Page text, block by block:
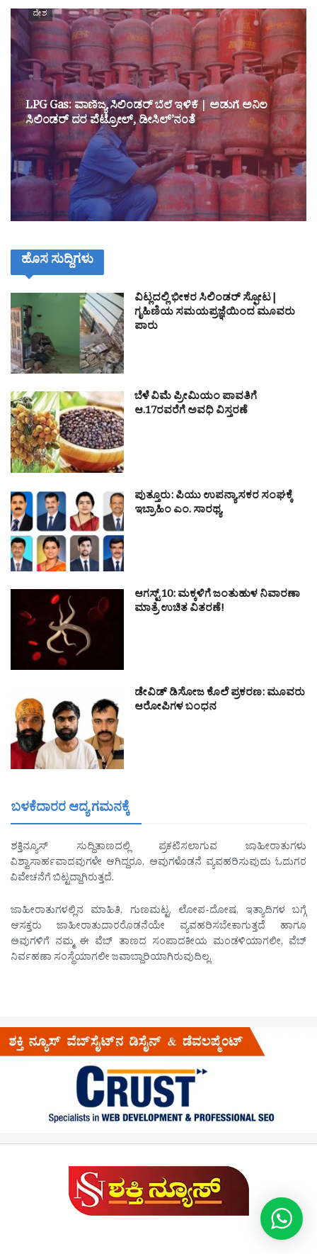
ದೇಶ
LPG Gas: ವಾಣಿಜ್ಯ ಸಿಲಿಂಡರ್ ಬೆಲೆ ಇಳಿಕೆ | ಅಡುಗೆ ಅನಿಲ
ಸಿಲಿಂಡರ್ ದರ ಪೆಟ್ರೋಲ್, ಡೀಸಿಲ್’ನಂತೆ
ಹೊಸ ಸುದ್ದಿಗಳು
ವಿಟ್ಲದಲ್ಲಿ ಭೀಕರ ಸಿಲಿಂಡರ್ ಸ್ಫೋಟ|
ಗೃಹಿಣಿಯ ಸಮಯಪ್ರಜ್ಞೆಯಿಂದ ಮೂವರು
ಪಾರು
ಬೆಳೆ ವಿಮೆ ಪ್ರೀಮಿಯಂ ಪಾವತಿಗೆ
ಆ.17ರವರೆಗೆ ಅವಧಿ ವಿಸ್ತರಣೆ
ಪುತ್ತೂರು: ಪಿಯು ಉಪನ್ಯಾಸಕರ ಸಂಘಕ್ಕೆ
ಇಬ್ರಾಹಿಂ ಎಂ. ಸಾರಥ್ಯ
ಆಗಸ್ಟ್ 10: ಮಕ್ಕಳಿಗೆ ಜಂತುಹುಳ ನಿವಾರಣಾ
ಮಾತ್ರೆ ಉಚಿತ ವಿತರಣೆ!
ಡೇವಿಡ್ ಡಿಸೋಜ ಕೊಲೆ ಪ್ರಕರಣ: ಮೂವರು
ಆರೋಪಿಗಳ ಬಂಧನ
ಬಳಕೆದಾರರ ಆದ್ಯ ಗಮನಕ್ಕೆ
ಶಕ್ತಿನ್ಯೂಸ್ ಸುದ್ದಿತಾಣದಲ್ಲಿ ಪ್ರಕಟಿಸಲಾಗುವ ಜಾಹೀರಾತುಗಳು
ವಿಶ್ವಾಸಾರ್ಹವಾದವುಗಳೇ ಆಗಿದ್ದರೂ, ಅವುಗಳೊಡನೆ ವ್ಯವಹರಿಸುವುದು ಓದುಗರ
ವಿವೇಚನೆಗೆ ಬಿಟ್ಟದ್ದಾಗಿರುತ್ತದೆ.
ಜಾಹೀರಾತುಗಳಲ್ಲಿನ ಮಾಹಿತಿ, ಗುಣಮಟ್ಟ, ಲೋಪ-ದೋಷ, ಇತ್ಯಾದಿಗಳ ಬಗ್ಗೆ
ಆಸಕ್ತರು ಜಾಹೀರಾತುದಾರರೊಡನೆಯೇ ವ್ಯವಹರಿಸಬೇಕಾಗುತ್ತದೆ ಹಾಗೂ
ಅವುಗಳಿಗೆ ನಮ್ಮ ಈ ವೆಬ್ ತಾಣದ ಸಂಪಾದಕೀಯ ಮಂಡಳಿಯಾಗಲೀ, ವೆಬ್
ನಿರ್ವಹಣಾ ಸಂಸ್ಥೆಯಾಗಲೀ ಜವಾಬ್ದಾರಿಯಾಗಿರುವುದಿಲ್ಲ.